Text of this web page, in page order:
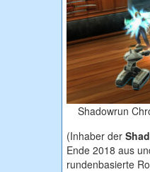
Shadowrun
(Inhaber der
Ende 2018 aus
rundenbasierte